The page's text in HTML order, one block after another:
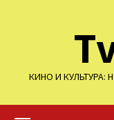
КИНО И КУЛЬТУРА: